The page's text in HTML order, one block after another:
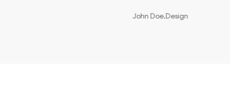
John Doe,Design